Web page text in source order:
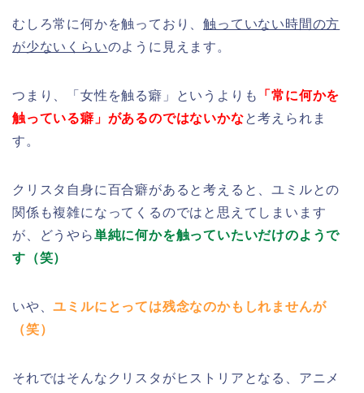
むしろ常に何かを触っており、触っていない時間の方
が少ないくらいのように見えます。
つまり、「女性を触る癖」というよりも
「常に何かを
触っている癖」があるのではないかなと考えられま
す。
クリスタ自身に百合癖があると考えると、ユミルとの
関係も複雑になってくるのではと思えてしまいます
が、どうやら単純に何かを触っていたいだけのようで
す（笑）
いや、ユミルにとっては残念なのかもしれませんが
（笑）
それではそんなクリスタがヒストリアとなる、アニメ